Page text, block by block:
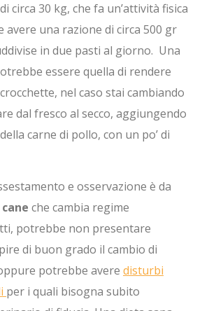
circa 30 kg, che fa un’attività fisica
avere una razione di circa 500 gr
in due pasti al giorno. Una
essere quella di rendere
nel caso stai cambiando
dal fresco al secco, aggiungendo
carne di pollo, con un po’ di
e osservazione è da
cane che cambia regime
potrebbe non presentare
di buon grado il cambio di
potrebbe avere disturbi
per i quali bisogna subito